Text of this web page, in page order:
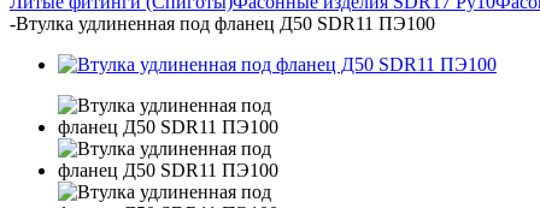
-Втулка удлиненная под фланец Д50 SDR11 ПЭ100